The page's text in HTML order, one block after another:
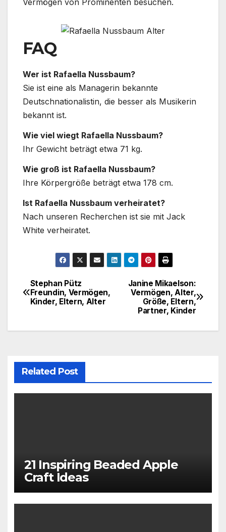
Vermögen von Prominenten besuchen.
FAQ
Wer ist Rafaella Nussbaum?
Sie ist eine als Managerin bekannte
Deutschnationalistin, die besser als Musikerin
bekannt ist.
Wie viel wiegt Rafaella Nussbaum?
Ihr Gewicht beträgt etwa 71 kg.
Wie groß ist Rafaella Nussbaum?
Ihre Körpergröße beträgt etwa 178 cm.
Ist Rafaella Nussbaum verheiratet?
Nach unseren Recherchen ist sie mit Jack
White verheiratet.
Post
navigation
Janine Mikaelson:
Vermögen, Alter,
Größe, Eltern,
Partner, Kinder
Stephan Pütz
Freundin, Vermögen,
Kinder, Eltern, Alter
Related Post
21 Inspiring Beaded Apple
Craft Ideas